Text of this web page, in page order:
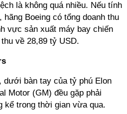
là không quá nhiều. Nếu tính
hãng Boeing có tổng doanh thu
vực sản xuất máy bay chiến
về 28,89 tỷ USD.
dưới bàn tay của tỷ phú Elon
Motor (GM) đều gặp phải
kể trong thời gian vừa qua.